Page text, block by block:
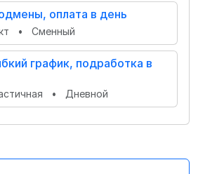
оплата в день
• Сменный
график, подработка в
• Дневной